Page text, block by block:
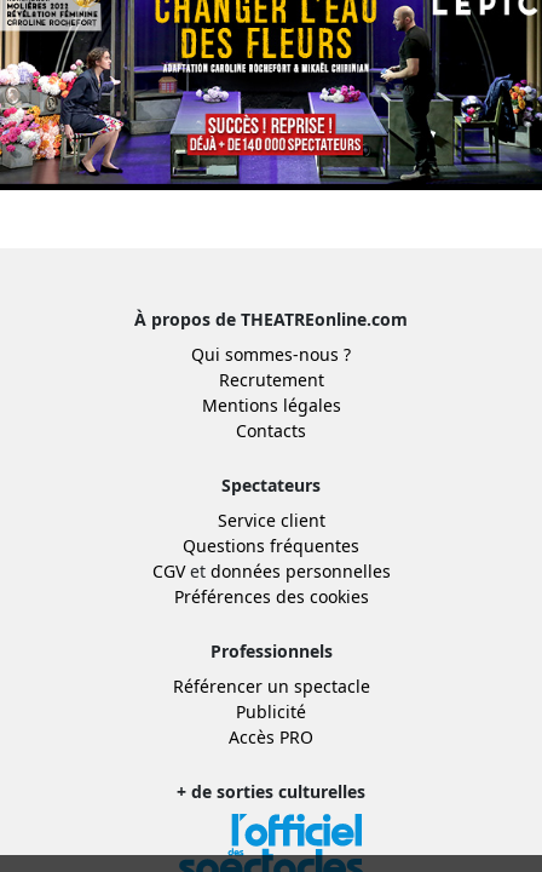
À propos de THEATREonline.com
Qui sommes-nous ?
Recrutement
Mentions légales
Contacts
Spectateurs
Service client
Questions fréquentes
CGVet données personnelles
Préférences des cookies
Professionnels
Référencer un spectacle
Publicité
Accès PRO
+ de sorties culturelles